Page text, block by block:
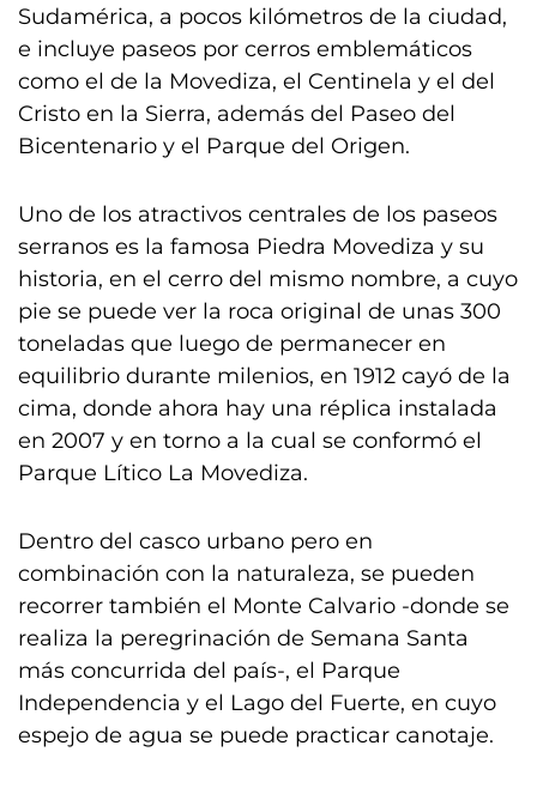
Sudamérica, a pocos kilómetros de la ciudad,
e incluye paseos por cerros emblemáticos
como el de la Movediza, el Centinela y el del
Cristo en la Sierra, además del Paseo del
Bicentenario y el Parque del Origen.
Uno de los atractivos centrales de los paseos
serranos es la famosa Piedra Movediza y su
historia, en el cerro del mismo nombre, a cuyo
pie se puede ver la roca original de unas 300
toneladas que luego de permanecer en
equilibrio durante milenios, en 1912 cayó de la
cima, donde ahora hay una réplica instalada
en 2007 y en torno a la cual se conformó el
Parque Lítico La Movediza.
Dentro del casco urbano pero en
combinación con la naturaleza, se pueden
recorrer también el Monte Calvario -donde se
realiza la peregrinación de Semana Santa
más concurrida del país-, el Parque
Independencia y el Lago del Fuerte, en cuyo
espejo de agua se puede practicar canotaje.